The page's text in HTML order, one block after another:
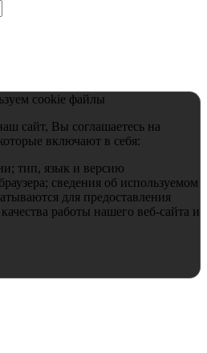
cookie файлы
сайт, Вы соглашаетесь на
включают в себя:
тип, язык и версию
сведения об используемом
для предоставления
работы нашего веб-сайта и